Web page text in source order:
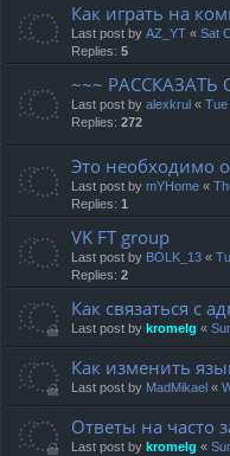
Как играть на
Last post by AZ_YT « Sat
Replies: 5
~~~ РАССКАЗАТЬ
Last post by alexkrul « Tue
Replies: 272
Это необходимо
Last post by mYHome «
Replies: 1
VK FT group
Last post by BOLK_13 «
Replies: 2
Как связаться с
Last post by kromelg «
Как изменить
Last post by MadMikael «
Ответы на часто
Last post by kromelg «